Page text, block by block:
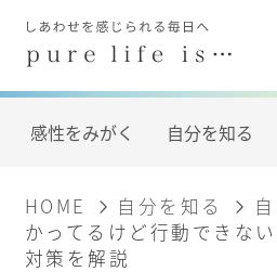
感性をみがく 自分を知る
HOME 自分を知る
かってるけど行動できな
対策を解説